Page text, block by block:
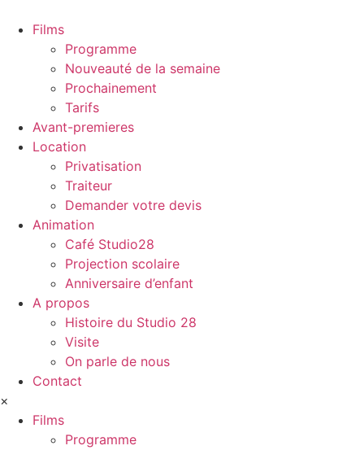
Films
Programme
Nouveauté de la semaine
Prochainement
Tarifs
Avant-premieres
Location
Privatisation
Traiteur
Demander votre devis
Animation
Café Studio28
Projection scolaire
Anniversaire d’enfant
A propos
Histoire du Studio 28
Visite
On parle de nous
Contact
×
Films
Programme